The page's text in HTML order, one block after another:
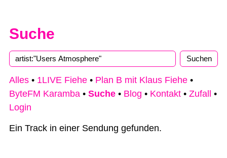
Suche
Alles • 1LIVE Fiehe • Plan B mit Klaus Fiehe •
ByteFM Karamba • Suche • Blog • Kontakt • Zufall
•
Login
Ein Track in einer Sendung gefunden.